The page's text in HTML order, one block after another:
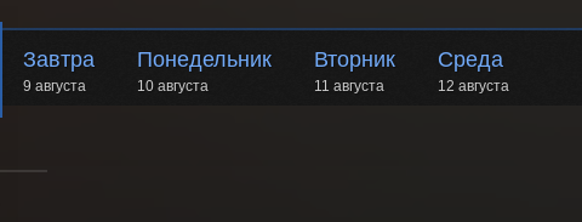
Завтра
9 августа
Понедельник
10 августа
Вторник
11 августа
Среда
12 августа